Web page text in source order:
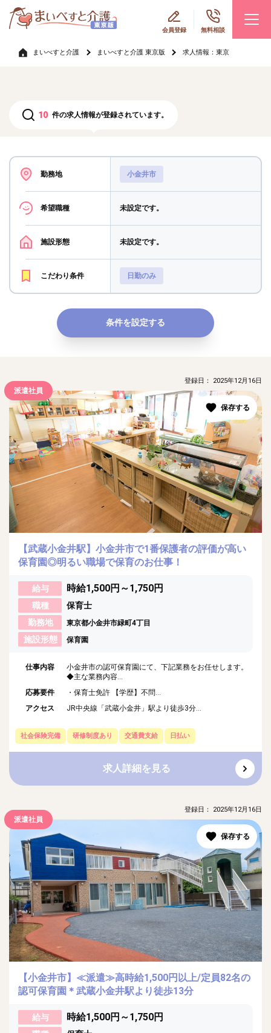
会員登録 無料相談
まいべすと介護 まいべすと介護 東京版 求人情報：東京
10 件の求人情報が登録されています。
勤務地 小金井市
希望職種 未設定です。
施設形態 未設定です。
こだわり条件 日勤のみ
条件を設定する
派遣社員
登録日： 2025年12月16日
【武蔵小金井駅】小金井市で1番保護者の評価が高い
保育園◎明るい職場で保育のお仕事！
給与 時給1,500円～1,750円
職種
保育士
勤務地
東京都小金井市緑町4丁目
施設形態 保育園
仕事内容
小金井市の認可保育園にて、下記業務をお任せします。
◆主な業務内容...
応募要件
・保育士免許 【学歴】不問...
アクセス
JR中央線「武蔵小金井」駅より徒歩3分...
社会保険完備 研修制度あり 交通費支給 日払い
求人詳細を見る
派遣社員
登録日： 2025年12月16日
【小金井市】≪派遣≫高時給1,500円以上/定員82名の
認可保育園＊武蔵小金井駅より徒歩13分
給与 時給1,500円～1,750円